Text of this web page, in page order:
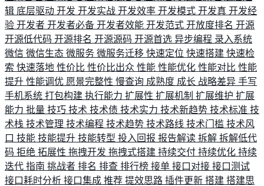
辑 底层驱动 开发 开发实战 开发效率 开发模式 开发真 开发经
验 开发者 开发者必备 开发者效能 开发范式 开放度排名 开源
开源低代码 开源排名 开源源码 开源首选 异步编程 录入系统
微信 微信生态 微服务 微服务迁移 快速定位 快速搭建 快速检
索 快速落地 性价比 性价比出众 性能 性能优化 性能对比 性能
提升 性能调优 愿景完整性 慢查询 成熟度 成长 战略差异 手写
手机系统 打包构建 执行能力 扩展性 扩展机制 扩展维护 扩展
能力 批量 技巧 技术 技术债 技术实力 技术新趋势 技术标准 技
术栈 技术管理 技术编程 技术趋势 技术路线 技术门槛 技术风
口 技能 技能提升 技能转型 投入回报 报告解读 拆解 拆解低代
码 拒绝 拓展性 拖拽开发 拖拽式搭建 持续交付 持续优化 持续
迭代 指南 挑战者 排名 排查 排行榜 接单 接口对接 接口测试
接口耗时分析 接口集成 推荐 提效思路 插件更新 搭建 搭建思